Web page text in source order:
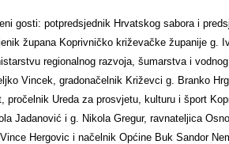
gosti: potpredsjednik Hrvatskog sabora i
župana Koprivničko križevačke županije g.
regionalnog razvoja, šumarstva i
Vincek, gradonačelnik Križevci g. Branko
Ureda za prosvjetu, kulturu i šport
i g. Nikola Gregur, ravnateljica
Hergovic i načelnik Općine Buk Sandor